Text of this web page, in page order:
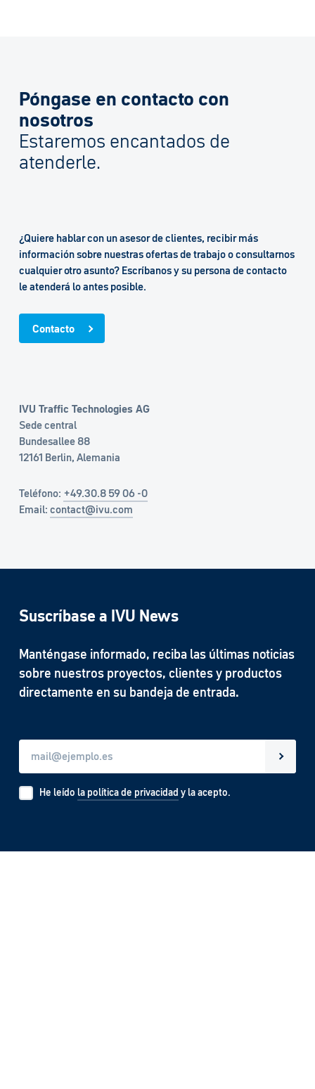
Póngase en contacto con
nosotros
Estaremos encantados de
atenderle.
¿Quiere hablar con un asesor de clientes, recibir más
información sobre nuestras ofertas de trabajo o consultarnos
cualquier otro asunto? Escríbanos y su persona de contacto
le atenderá lo antes posible.
Contacto
IVU Traffic Technologies AG
Sede central
Bundesallee 88
12161 Berlin, Alemania
Teléfono: +49.30.8 59 06 -0
Email:contact@ivu.com
Suscríbase a IVU News
Manténgase informado, reciba las últimas noticias
sobre nuestros proyectos, clientes y productos
directamente en su bandeja de entrada.
He leído la política de privacidad y la acepto.